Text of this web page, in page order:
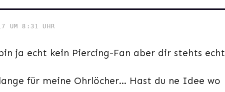
UM 8:31 UHR
ja echt kein Piercing-Fan aber dir stehts echt
lange für meine Ohrlöcher… Hast du ne Idee wo